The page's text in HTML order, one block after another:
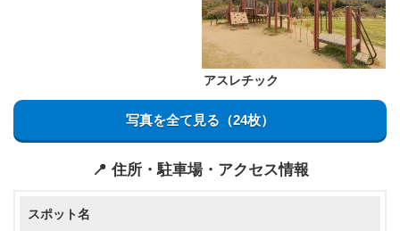
アスレチック
写真を全て見る（24枚）
📍 住所・駐車場・アクセス情報
スポット名